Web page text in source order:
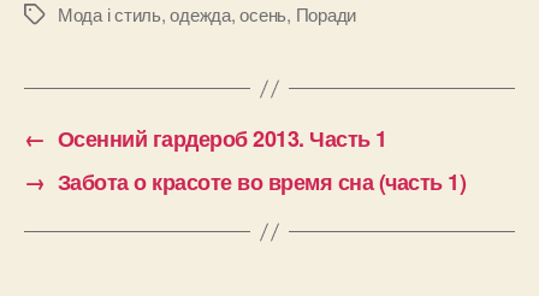
ПозначкиМода і стиль,одежда,осень, Поради
← Осенний гардероб 2013. Часть 1
→ Забота о красоте во время сна (часть 1)